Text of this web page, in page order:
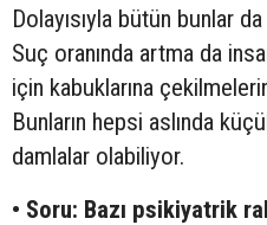
Dolayısıyla bütün bunlar
Suç oranında artma da
için kabuklarına
Bunların hepsi aslında
damlalar olabiliyor.
• Soru: Bazı psikiyatrik